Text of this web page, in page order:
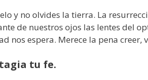
y no olvides la tierra. La
de nuestros ojos las lentes del
nos espera. Merece la pena creer,
tu fe.